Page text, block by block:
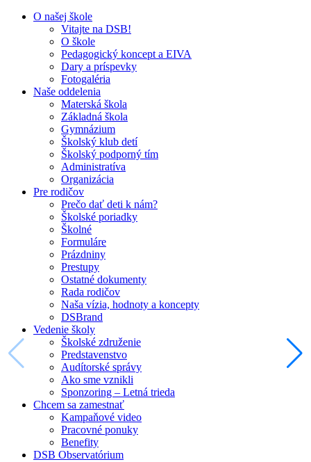
O našej škole
Vitajte na DSB!
O škole
Pedagogický koncept a EIVA
Dary a príspevky
Fotogaléria
Naše oddelenia
Materská škola
Základná škola
Gymnázium
Školský klub detí
Školský podporný tím
Administratíva
Organizácia
Pre rodičov
Prečo dať deti k nám?
Školské poriadky
Školné
Formuláre
Prázdniny
Prestupy
Ostatné dokumenty
Rada rodičov
Naša vízia, hodnoty a koncepty
DSBrand
Vedenie školy
Školské združenie
Predstavenstvo
Audítorské správy
Ako sme vznikli
Sponzoring – Letná trieda
Chcem sa zamestnať
Kampaňové video
Pracovné ponuky
Benefity
DSB Observatórium